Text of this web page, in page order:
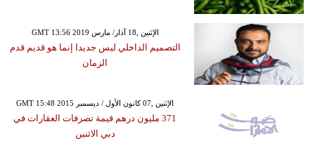
GMT 13:56 2019 الإثنين ,18 آذار/ مارس
التصميم الداخلي ليس جديدا إنما هو قديم قدم
الزمان
GMT 15:48 2015 الإثنين ,07 كانون الأول / ديسمبر
371 مليون درهم قيمة تصرفات العقارات في
دبي الاثنين